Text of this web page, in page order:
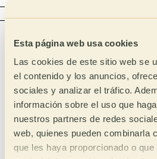
Esta página web usa cookies
Las cookies de este sitio web se
el contenido y los anuncios,
sociales y analizar el tráfico.
información sobre el uso que
nuestros partners de redes
web, quienes pueden combinarla
que les haya proporcionado o
Baja
Media Baja
Media
Media Alta